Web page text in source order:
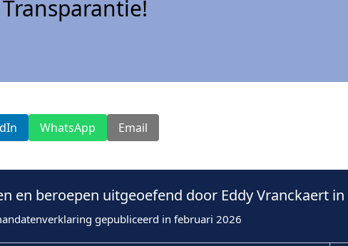
WhatsApp Email
en beroepen uitgeoefend door Eddy Vranckaert in
gepubliceerd in februari 2026